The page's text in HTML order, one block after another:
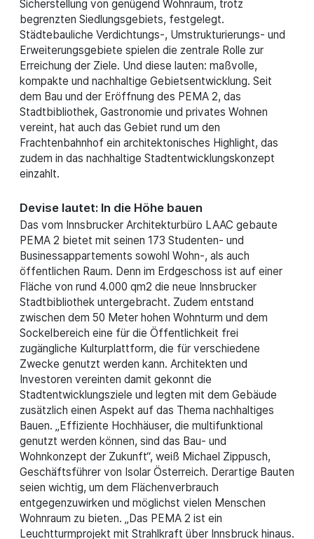
Sicherstellung von genügend Wohnraum, trotz
begrenzten Siedlungsgebiets, festgelegt.
Städtebauliche Verdichtungs-, Umstrukturierungs- und
Erweiterungsgebiete spielen die zentrale Rolle zur
Erreichung der Ziele. Und diese lauten: maßvolle,
kompakte und nachhaltige Gebietsentwicklung. Seit
dem Bau und der Eröffnung des PEMA 2, das
Stadtbibliothek, Gastronomie und privates Wohnen
vereint, hat auch das Gebiet rund um den
Frachtenbahnhof ein architektonisches Highlight, das
zudem in das nachhaltige Stadtentwicklungskonzept
einzahlt.
Devise lautet: In die Höhe bauen
Das vom Innsbrucker Architekturbüro LAAC gebaute
PEMA 2 bietet mit seinen 173 Studenten- und
Businessappartements sowohl Wohn-, als auch
öffentlichen Raum. Denn im Erdgeschoss ist auf einer
Fläche von rund 4.000 qm2 die neue Innsbrucker
Stadtbibliothek untergebracht. Zudem entstand
zwischen dem 50 Meter hohen Wohnturm und dem
Sockelbereich eine für die Öffentlichkeit frei
zugängliche Kulturplattform, die für verschiedene
Zwecke genutzt werden kann. Architekten und
Investoren vereinten damit gekonnt die
Stadtentwicklungsziele und legten mit dem Gebäude
zusätzlich einen Aspekt auf das Thema nachhaltiges
Bauen. „Effiziente Hochhäuser, die multifunktional
genutzt werden können, sind das Bau- und
Wohnkonzept der Zukunft“, weiß Michael Zippusch,
Geschäftsführer von Isolar Österreich. Derartige Bauten
seien wichtig, um dem Flächenverbrauch
entgegenzuwirken und möglichst vielen Menschen
Wohnraum zu bieten. „Das PEMA 2 ist ein
Leuchtturmprojekt mit Strahlkraft über Innsbruck hinaus.